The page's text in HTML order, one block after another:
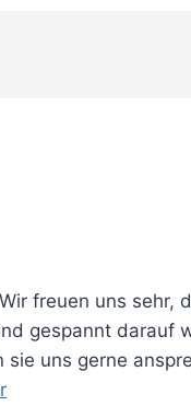
freuen uns sehr,
gespannt darauf
uns gerne